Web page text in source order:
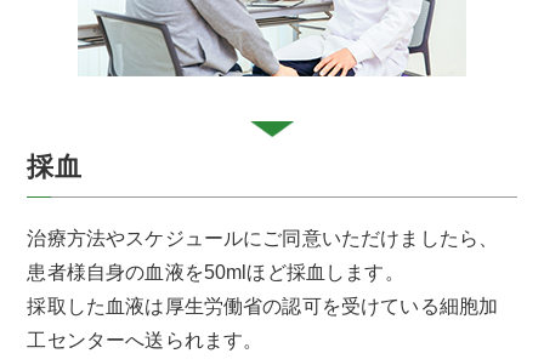
採血
治療方法やスケジュールにご同意いただけましたら、
患者様自身の血液を50mlほど採血します。
採取した血液は厚生労働省の認可を受けている細胞加
工センターへ送られます。